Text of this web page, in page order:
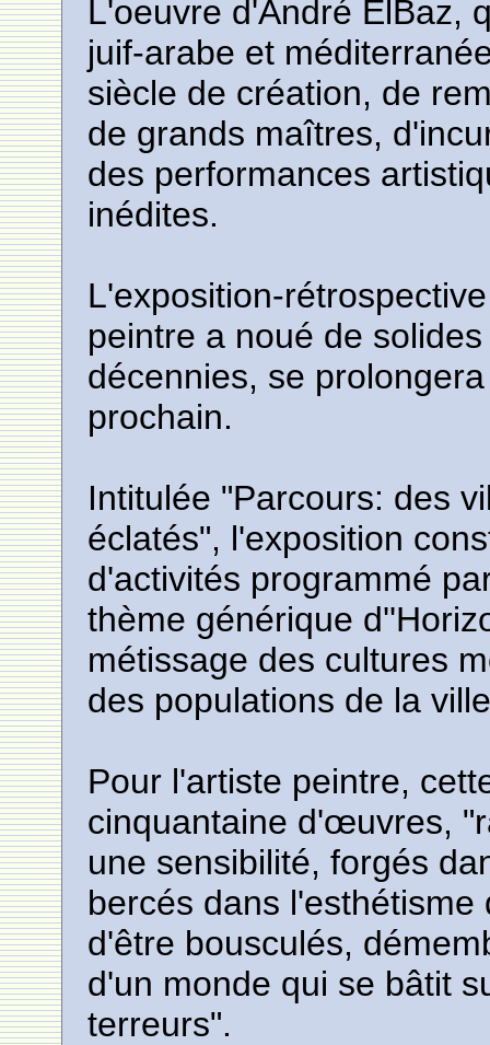
L'oeuvre d'André ElBaz,
juif-arabe et
siècle de création, de
de grands maîtres,
des performances
inédites.
L'exposition-
peintre a noué de
décennies, se
prochain.
Intitulée "Parcours: des
éclatés", l'exposition
d'activités programmé
thème générique
métissage des cultures
des populations de la
Pour l'artiste peintre,
cinquantaine d'œuvres,
une sensibilité, forgés
bercés dans
d'être bousculés,
d'un monde qui se bâtit
terreurs".